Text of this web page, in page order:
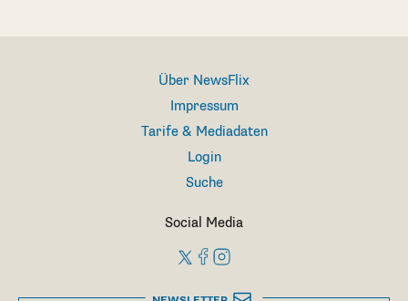
Über NewsFlix
Impressum
Tarife & Mediadaten
Login
Suche
Social Media